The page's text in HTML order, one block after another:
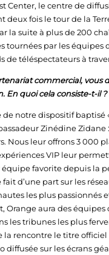
Center, le centre de
deux fois le tour de la
la suite à plus de 200
tournées par les équipes
de téléspectateurs à
commercial, vous
En quoi cela consiste-t-il ?
notre dispositif baptisé
Zinédine Zidane
Nous leur offrons 3 000
VIP leur
favorite depuis la
d’une part sur les
les plus passionnés
Orange aura des équipes
les tribunes les plus
la rencontre le titre officiel
diffusée sur les écrans